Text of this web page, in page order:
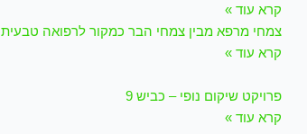
קרא עוד »
צמחי מרפא מבין צמחי הבר כמקור לרפואה טבעית
קרא עוד »
פרויקט שיקום נופי – כביש 9
קרא עוד »